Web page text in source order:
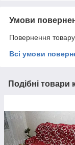
Умови
Повернення
Всі умови
Подібні товари